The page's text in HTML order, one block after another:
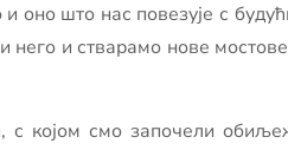
што нас повезује с
и стварамо нове
с којом смо започели